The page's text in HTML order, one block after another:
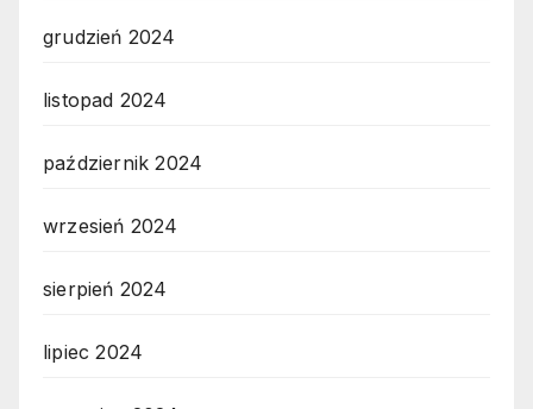
grudzień 2024
listopad 2024
październik 2024
wrzesień 2024
sierpień 2024
lipiec 2024